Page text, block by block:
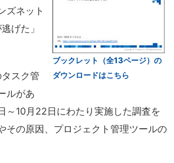
ブックレット（全13ページ）の
ダウンロードはこちら
ズネット
げた」
スク管
ルがあ
～10月22日にわたり実施した調査を
その原因、プロジェクト管理ツールの